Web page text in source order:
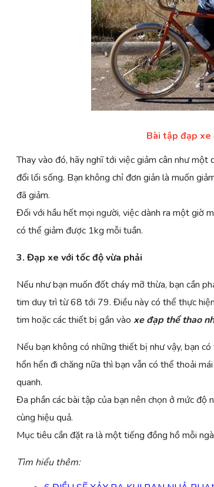
Bài tập đạp
Thay vào đó, hãy nghĩ tới việc giảm cân như
đổi lối sống. Bạn không chỉ đơn giản là muốn
đã giảm.
Đối với hầu hết mọi người, việc dành ra một giờ
có thể giảm được 1kg mỗi tuần.
3. Đạp xe với tốc độ vừa phải
Nếu như bạn muốn đốt cháy mỡ thừa, bạn cần
tim duy trì từ 68 tới 79. Điều này có thể thực
tim hoặc các thiết bị gắn vào xe đạp thể thao
Nếu bạn không có những thiết bị như vậy, bạn
hổn hển đi chăng nữa thì bạn vẫn có thể thoải
quanh.
Đa phần các bài tập của bạn nên chọn ở mức
cùng hiệu quả.
Mục tiêu cần đặt ra là một tiếng đồng hồ mỗi
Tìm hiểu thêm: